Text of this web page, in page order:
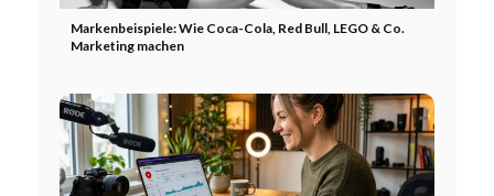
Markenbeispiele: Wie Coca-Cola, Red Bull, LEGO & Co.
Marketing machen